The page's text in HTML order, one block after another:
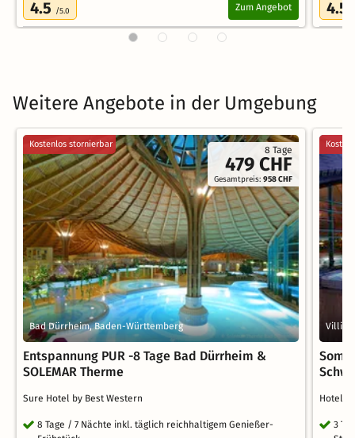
4.5 /5.0 Zum Angebot 4.5
Weitere Angebote in der Umgebung
8 Tage
479 CHF
Gesamtpreis:958 CHF
Kostenlos stornierbar
Bad Dürrheim, Baden-Württemberg
Entspannung PUR -8 Tage Bad Dürrheim &
SOLEMAR Therme
Sure Hotel by Best Western
8 Tage / 7 Nächte inkl. täglich reichhaltigem Genießer-
Hotel
3